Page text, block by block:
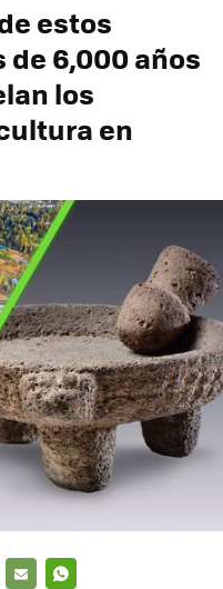
estos
6,000 años
los
en